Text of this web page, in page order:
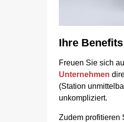
Ihre
Freuen Sie sich
Unternehmen
(Station
unkompliziert.
Zudem profitieren